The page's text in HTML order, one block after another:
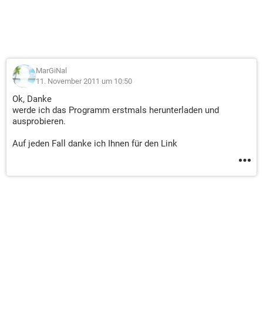
MarGiNal
11. November 2011 um 10:50
Ok, Danke
werde ich das Programm erstmals herunterladen und
ausprobieren.
Auf jeden Fall danke ich Ihnen für den Link